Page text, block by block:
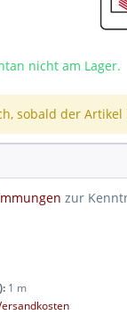
nicht am Lager.
sobald der
zur
1 m